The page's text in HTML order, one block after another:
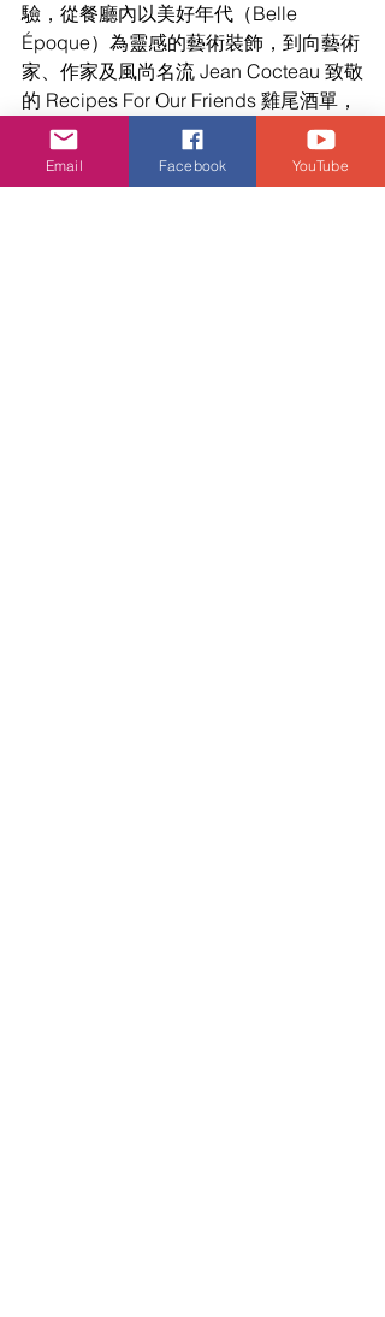
驗，從餐廳內以美好年代（Belle
Époque）為靈感的藝術裝飾，到向藝術
家、作家及風尚名流 Jean Cocteau 致敬
的 Recipes For Our Friends 雞尾酒單，
每個細節都體現了別樹一格的藝術精
神，激發感官的共鳴。LPM 精選頂級地
中海食材打造出個性鮮明的創意料理，
Email Facebook YouTube